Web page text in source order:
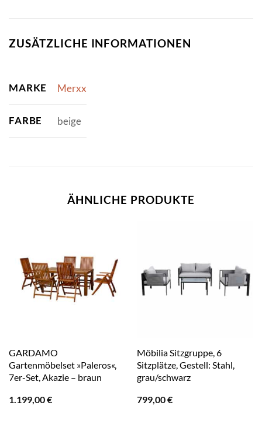
ZUSÄTZLICHE INFORMATIONEN
MARKE Merxx
FARBE beige
ÄHNLICHE PRODUKTE
GARDAMO
Gartenmöbelset »Paleros«,
7er-Set, Akazie – braun
1.199,00€
Möbilia Sitzgruppe, 6
Sitzplätze, Gestell: Stahl,
grau/schwarz
799,00€